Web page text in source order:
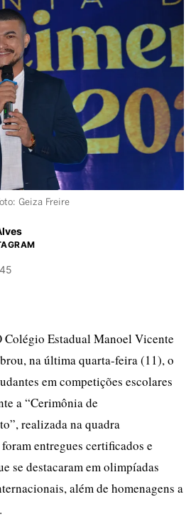
Geiza Freire
Colégio Estadual Manoel Vicente
na última quarta-feira (11), o
em competições escolares
a “Cerimônia de
realizada na quadra
entregues certificados e
se destacaram em olimpíadas
além de homenagens a